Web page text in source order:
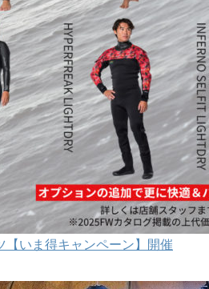
【いま得キャンペーン】開催